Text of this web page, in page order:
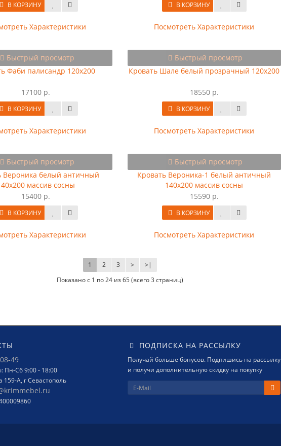
В КОРЗИНУ
Характеристики
В КОРЗИНУ
Посмотреть Характеристики
Быстрый просмотр
Фаби палисандр 120х200
17100 р.
В КОРЗИНУ
Характеристики
Быстрый просмотр
Кровать Шале белый прозрачный 120х200
18550 р.
В КОРЗИНУ
Посмотреть Характеристики
Быстрый просмотр
Вероника белый античный
массив сосны
15400 р.
В КОРЗИНУ
Характеристики
Быстрый просмотр
Кровать Вероника-1 белый античный
140х200 массив сосны
15590 р.
В КОРЗИНУ
Посмотреть Характеристики
1 2 3 > >|
Показано с 1 по 24 из 65 (всего 3 страниц)
49
Пн-Сб 9:00 - 18:00
159-А, г Севастополь
ПОДПИСКА НА РАССЫЛКУ
Получай больше бонусов. Подпишись на рассылку
и получи дополнительную скидку на покупку